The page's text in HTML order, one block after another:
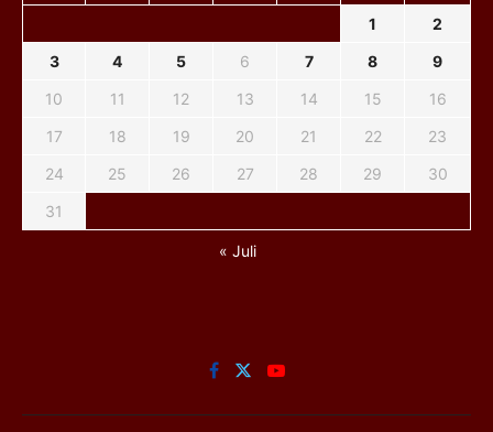
1
2
3
4 5 6 7 8
9
10
11 12 13 14 15
16
17
18 19 20 21 22
23
24
25 26 27 28 29
30
31
« Juli